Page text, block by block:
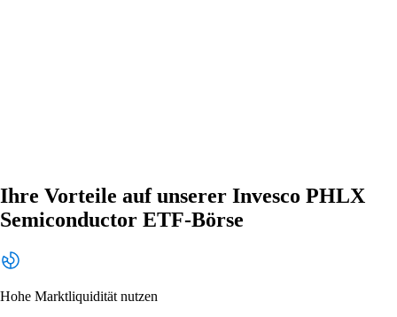
Ihre Vorteile auf unserer Invesco PHLX
Semiconductor ETF-Börse
Hohe Marktliquidität nutzen